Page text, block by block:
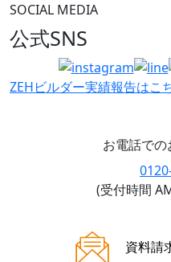
SOCIAL MEDIA
公式SNS
ZEHビルダー実績報告はこ
お電話で
(受付時間
資料請